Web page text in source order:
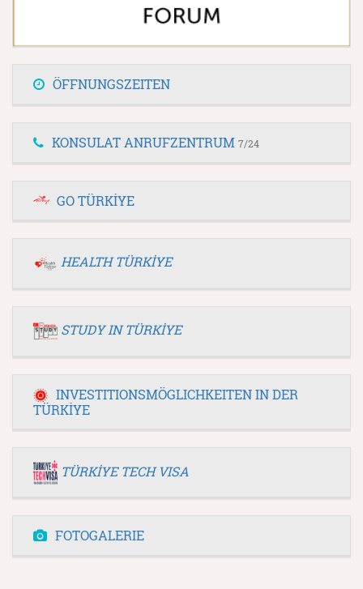
ÖFFNUNGSZEITEN
KONSULAT ANRUFZENTRUM 7/24
GO TÜRKİYE
HEALTH TÜRKİYE
STUDY IN TÜRKİYE
INVESTITIONSMÖGLICHKEITEN IN DER
TÜRKİYE
TÜRKİYE TECH VISA
FOTOGALERIE